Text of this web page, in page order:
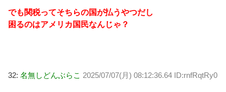
でも関税ってそちらの国が払うやつだし
困るのはアメリカ国民なんじゃ？
32: 名無しどんぶらこ 2025/07/07(月) 08:12:36.64 ID:rnfRqtRy0